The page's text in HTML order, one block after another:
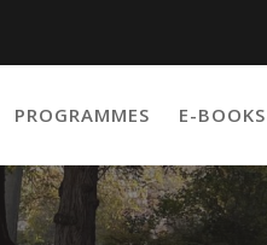
PROGRAMMES E-BOOKS